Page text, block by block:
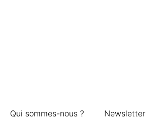
Qui sommes-nous ? Newsletter